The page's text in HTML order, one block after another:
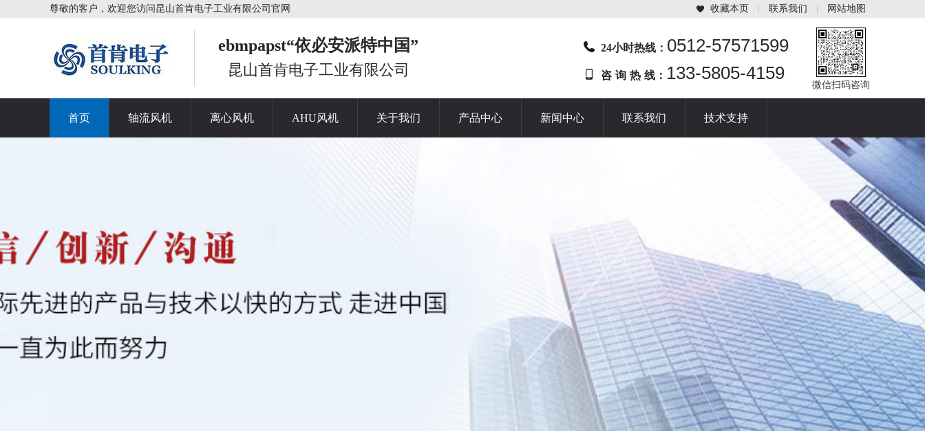
尊敬的客户，欢迎您访问昆山首肯电子工业有限公司官网 收藏本页 联系我们 网站地图
ebmpapst“依必安派特中国”
昆山首肯电子工业有限公司
24小时热线： 0512-57571599
咨 询 热 线： 133-5805-4159
微信扫码咨询
首页 轴流风机 离心风机 AHU风机 关于我们 产品中心 新闻中心 联系我们 技术支持